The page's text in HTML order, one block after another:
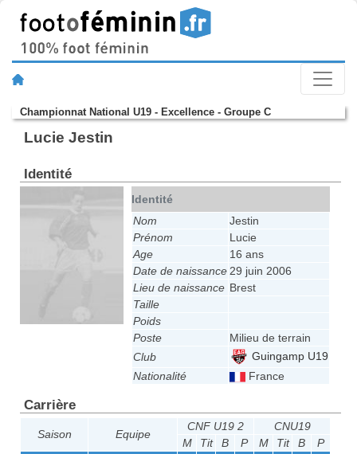
Championnat National U19 - Excellence - Groupe C
Lucie Jestin
Identité
Identité
Nom
Jestin
Prénom
Lucie
Age
16 ans
Date de naissance 29 juin 2006
Lieu de naissance Brest
Taille
Poids
Poste
Milieu de terrain
Club
Guingamp U19
Nationalité
France
Carrière
Saison Equipe
CNF U19 2
CNU19
M
Tit B P M Tit B
P